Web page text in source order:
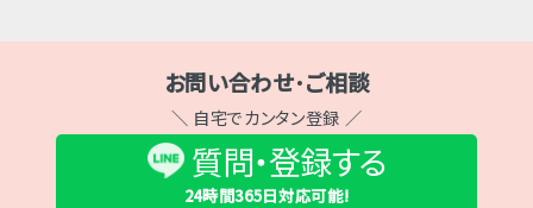
お問い合わせ･ご相談
＼ 自宅でカンタン登録 ／
質問・登録する
24時間365日対応可能!